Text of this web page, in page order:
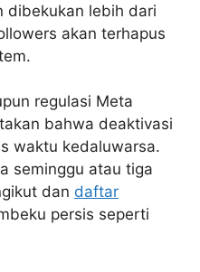
dibekukan lebih dari
akan terhapus
regulasi Meta
bahwa deaktivasi
waktu kedaluwarsa.
seminggu atau tiga
dan daftar
persis seperti